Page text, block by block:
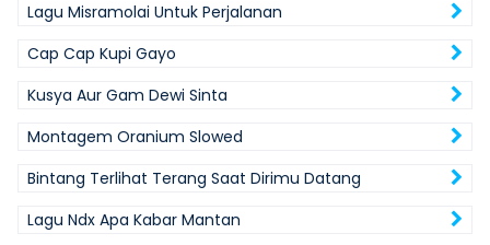
Lagu Misramolai Untuk Perjalanan
Cap Cap Kupi Gayo
Kusya Aur Gam Dewi Sinta
Montagem Oranium Slowed
Bintang Terlihat Terang Saat Dirimu Datang
Lagu Ndx Apa Kabar Mantan